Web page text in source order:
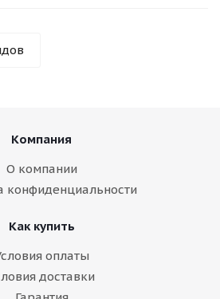
Компания
О компании
конфиденциальности
Как купить
оплаты
доставки